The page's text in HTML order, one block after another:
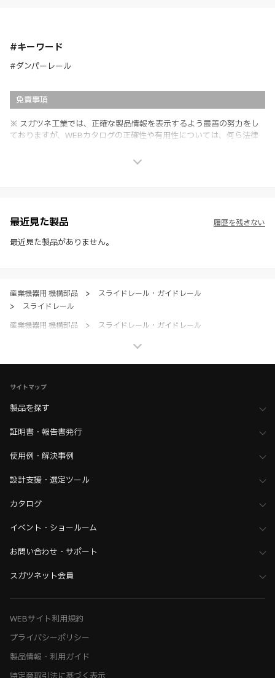
#キーワード
#ダンパーレール
免責事項
※ スガツネ工業では、正確な製品情報を表示するよう最善の努力をし
ておりますが、WEBカタログの正確性や有用性については、何ら法律
社製品の使用ご検討、又は販売促進目的の利用に限ります。
※ 本WEBサイト製品情報のご利用にあたっては、WEBサイト利用規
約、プライバシーポリシー、製品情報ガイドをご確認いただき、内容の
最近見た製品
最近見た製品がありません。
履歴を残さない
産業機器用 機構部品 >
スライドレール・ガイドレール
>
スライドレール
産業機器用 機構部品
>
スライドレール・ガイドレール
家具金物・建築金物
>
スライドレール
> ソフトクローズ／プッシュオープンスライドレール
家具金物・建築金物
ホーム
> 業界へのご提案
>
厨房機器・設備に最適な製品
>
Kiinnovator（キーイノベーター）向けデータ
サイトマップ
製品を探す
証明書・報告書発行
使用例・解決事例
設計支援・選定ツール
カタログ
イベント・ショールーム
お問い合わせ・サポート
スガツネット会員
WEBサイト利用規約
プライバシーポリシー
製品情報・利用ガイド